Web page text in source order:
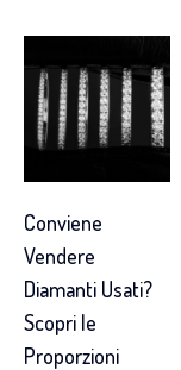
Conviene
Vendere
Diamanti Usati?
Scopri le
Proporzioni